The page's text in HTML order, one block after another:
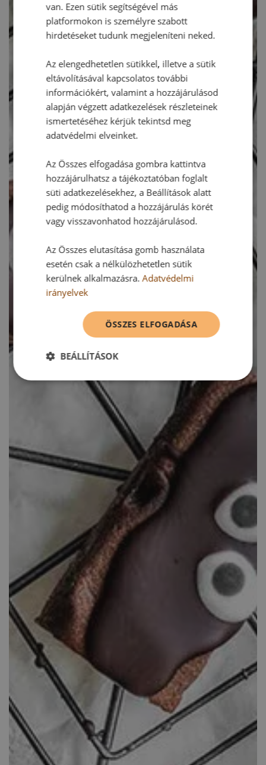
van. Ezen sütik segítségével más
platformokon is személyre szabott
hirdetéseket tudunk megjeleníteni neked.
Az elengedhetetlen sütikkel, illetve a sütik
eltávolításával kapcsolatos további
információkért, valamint a hozzájárulásod
alapján végzett adatkezelések részleteinek
ismertetéséhez kérjük tekintsd meg
adatvédelmi elveinket.
Az Összes elfogadása gombra kattintva
hozzájárulhatsz a tájékoztatóban foglalt
süti adatkezelésekhez, a Beállítások alatt
pedig módosíthatod a hozzájárulás körét
vagy visszavonhatod hozzájárulásod.
Az Összes elutasítása gomb használata
esetén csak a nélkülözhetetlen sütik
kerülnek alkalmazásra.Adatvédelmi
irányelvek
ÖSSZES ELFOGADÁSA
BEÁLLÍTÁSOK